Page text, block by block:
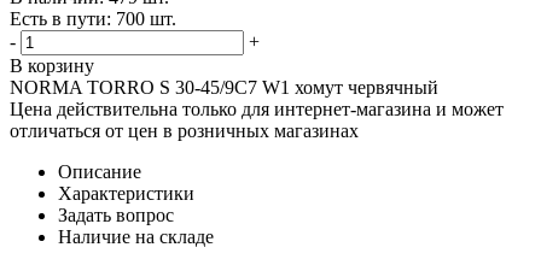
Есть в пути: 700 шт.
-
+
В корзину
NORMA TORRO S 30-45/9C7 W1 хомут червячный
Цена действительна только для интернет-магазина и может
отличаться от цен в розничных магазинах
Описание
Характеристики
Задать вопрос
Наличие на складе